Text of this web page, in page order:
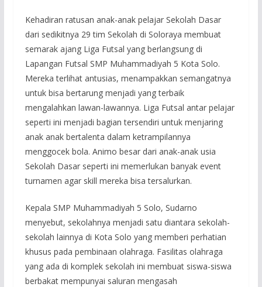
Kehadiran ratusan anak-anak pelajar Sekolah Dasar
dari sedikitnya 29 tim Sekolah di Soloraya membuat
semarak ajang Liga Futsal yang berlangsung di
Lapangan Futsal SMP Muhammadiyah 5 Kota Solo.
Mereka terlihat antusias, menampakkan semangatnya
untuk bisa bertarung menjadi yang terbaik
mengalahkan lawan-lawannya. Liga Futsal antar pelajar
seperti ini menjadi bagian tersendiri untuk menjaring
anak anak bertalenta dalam ketrampilannya
menggocek bola. Animo besar dari anak-anak usia
Sekolah Dasar seperti ini memerlukan banyak event
turnamen agar skill mereka bisa tersalurkan.
Kepala SMP Muhammadiyah 5 Solo, Sudarno
menyebut, sekolahnya menjadi satu diantara sekolah-
sekolah lainnya di Kota Solo yang memberi perhatian
khusus pada pembinaan olahraga. Fasilitas olahraga
yang ada di komplek sekolah ini membuat siswa-siswa
berbakat mempunyai saluran mengasah